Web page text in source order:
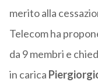
merito alla
Telecom ha
da 9 membri e
in carica